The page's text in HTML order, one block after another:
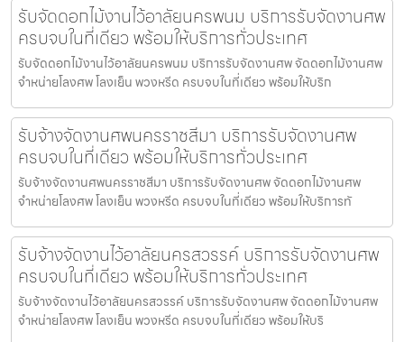
รับจัดดอกไม้งานไว้อาลัยนครพนม บริการรับจัดงานศพ
ครบจบในที่เดียว พร้อมให้บริการทั่วประเทศ
รับจัดดอกไม้งานไว้อาลัยนครพนม บริการรับจัดงานศพ จัดดอกไม้งานศพ
จำหน่ายโลงศพ โลงเย็น พวงหรีด ครบจบในที่เดียว พร้อมให้บริก
รับจ้างจัดงานศพนครราชสีมา บริการรับจัดงานศพ
ครบจบในที่เดียว พร้อมให้บริการทั่วประเทศ
รับจ้างจัดงานศพนครราชสีมา บริการรับจัดงานศพ จัดดอกไม้งานศพ
จำหน่ายโลงศพ โลงเย็น พวงหรีด ครบจบในที่เดียว พร้อมให้บริการทั
รับจ้างจัดงานไว้อาลัยนครสวรรค์ บริการรับจัดงานศพ
ครบจบในที่เดียว พร้อมให้บริการทั่วประเทศ
รับจ้างจัดงานไว้อาลัยนครสวรรค์ บริการรับจัดงานศพ จัดดอกไม้งานศพ
จำหน่ายโลงศพ โลงเย็น พวงหรีด ครบจบในที่เดียว พร้อมให้บริ